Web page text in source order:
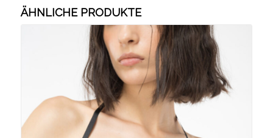
ÄHNLICHE PRODUKTE